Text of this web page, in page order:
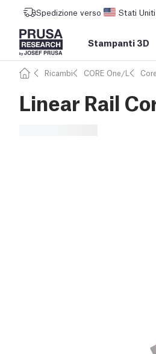
Spedizione verso Stati
Stampanti 3D
Ricambi CORE One/L
Linear Rail